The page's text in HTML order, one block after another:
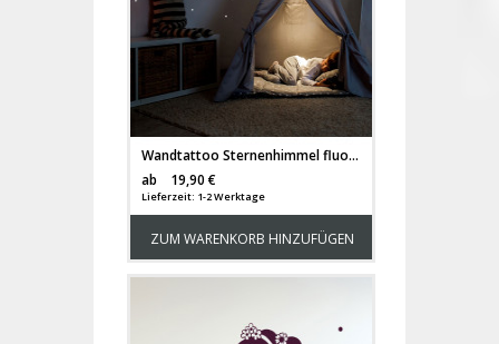
Wandtattoo Sternenhimmel fluoreszierend Leuchtsticker Set mit Elfe Fee Sterne & Punkte 117 Stück M2213
ab
19,90 €
Lieferzeit: 1-2 Werktage
ZUM WARENKORB HINZUFÜGEN